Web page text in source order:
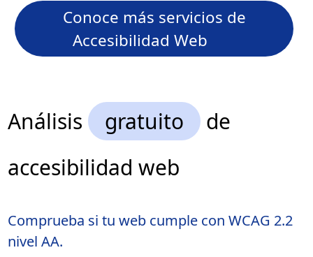
Conoce más servicios de
Accesibilidad Web
Análisis gratuito
de
accesibilidad web
Comprueba si tu web cumple con WCAG 2.2
nivel AA.